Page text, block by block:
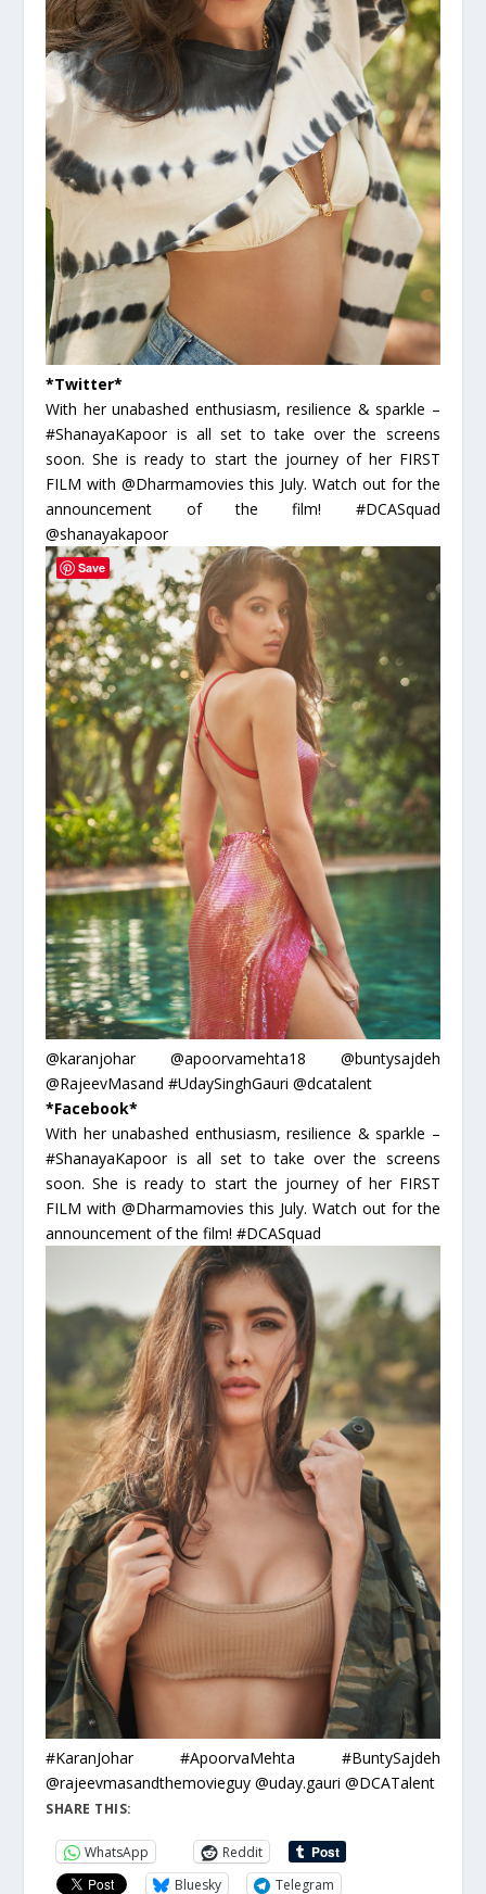
*Twitter*
With her unabashed enthusiasm, resilience & sparkle –
#ShanayaKapoor is all set to take over the screens
soon. She is ready to start the journey of her FIRST
FILM with @Dharmamovies this July. Watch out for the
announcement of the film! #DCASquad
@shanayakapoor
@karanjohar @apoorvamehta18 @buntysajdeh
@RajeevMasand #UdaySinghGauri @dcatalent
*Facebook*
With her unabashed enthusiasm, resilience & sparkle –
#ShanayaKapoor is all set to take over the screens
soon. She is ready to start the journey of her FIRST
FILM with @Dharmamovies this July. Watch out for the
announcement of the film! #DCASquad
#KaranJohar #ApoorvaMehta #BuntySajdeh
@rajeevmasandthemovieguy @uday.gauri @DCATalent
SHARE THIS:
WhatsApp
Reddit
Bluesky
Telegram
Save